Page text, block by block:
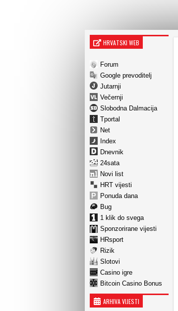
HRVATSKI WEB
Forum
Google prevoditelj
Jutarnji
Večernji
Slobodna Dalmacija
Tportal
Net
Index
Dnevnik
24sata
Novi list
HRT vijesti
Ponuda dana
Bug
1 klik do svega
Sponzorirane vijesti
HRsport
Rizik
Slotovi
Casino igre
Bitcoin Casino Bonus
ARHIVA VIJESTI